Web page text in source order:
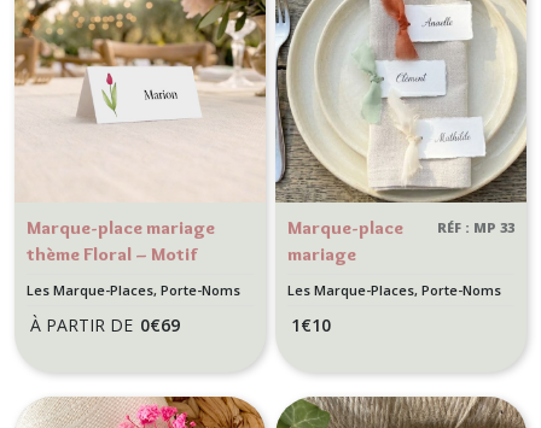
Marque-place mariage
thème Floral – Motif
Tulipe – Décoration de
raffinée
Les Marque-Places, Porte-Noms
À PARTIR DE 0€69
Marque-place
mariage
Bohème Chic –
déchirés et
RÉF : MP 33
Les Marque-Places, Porte-Noms
1€10